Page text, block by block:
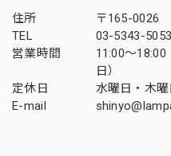
住所
〒165-0026
TEL
03-5343-5053
営業時間
11:00～
日）
定休日
水曜日・木曜
E-mail